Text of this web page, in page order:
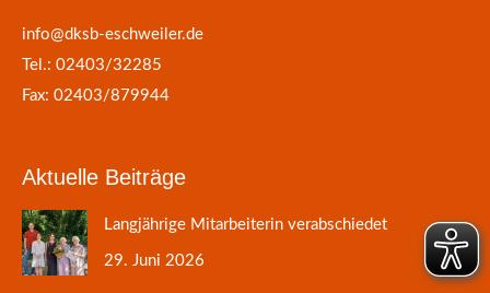
info@dksb-eschweiler.de
Tel.: 02403/32285
Fax: 02403/879944
Aktuelle Beiträge
Langjährige Mitarbeiterin verabschiedet
29. Juni 2026